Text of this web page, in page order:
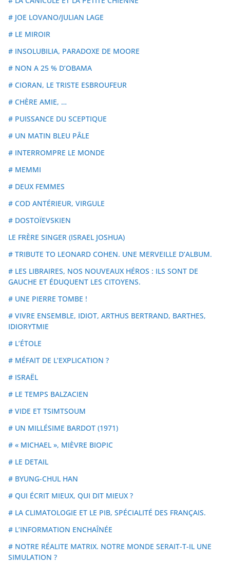
# JOE LOVANO/JULIAN LAGE
# LE MIROIR
# INSOLUBILIA, PARADOXE DE MOORE
# NON A 25 % D’OBAMA
# CIORAN, LE TRISTE ESBROUFEUR
# CHÈRE AMIE, …
# PUISSANCE DU SCEPTIQUE
# UN MATIN BLEU PÂLE
# INTERROMPRE LE MONDE
# MEMMI
# DEUX FEMMES
# COD ANTÉRIEUR, VIRGULE
# DOSTOÏEVSKIEN
LE FRÈRE SINGER (ISRAEL JOSHUA)
# TRIBUTE TO LEONARD COHEN. UNE MERVEILLE D’ALBUM.
# LES LIBRAIRES, NOS NOUVEAUX HÉROS : ILS SONT DE
GAUCHE ET ÉDUQUENT LES CITOYENS.
# UNE PIERRE TOMBE !
# VIVRE ENSEMBLE, IDIOT, ARTHUS BERTRAND, BARTHES,
IDIORYTMIE
# L’ÉTOLE
# MÉFAIT DE L’EXPLICATION ?
# ISRAËL
# LE TEMPS BALZACIEN
# VIDE ET TSIMTSOUM
# UN MILLÉSIME BARDOT (1971)
# « MICHAEL », MIÈVRE BIOPIC
# LE DETAIL
# BYUNG-CHUL HAN
# QUI ÉCRIT MIEUX, QUI DIT MIEUX ?
# LA CLIMATOLOGIE ET LE PIB, SPÉCIALITÉ DES FRANÇAIS.
# L’INFORMATION ENCHAÎNÉE
# NOTRE RÉALITE MATRIX. NOTRE MONDE SERAIT-T-IL UNE
SIMULATION ?